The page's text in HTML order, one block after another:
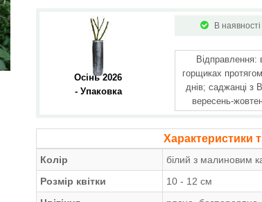
Осінь 2026
- Упаковка
В наявності
Відправлення:
горщиках
днів; саджанці з
вересень-
Характеристики
Колір
білий з малиновим
Розмір квітки
10 - 12 см